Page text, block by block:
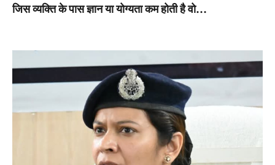
जिस व्यक्ति के पास ज्ञान या योग्यता कम होती है वो…